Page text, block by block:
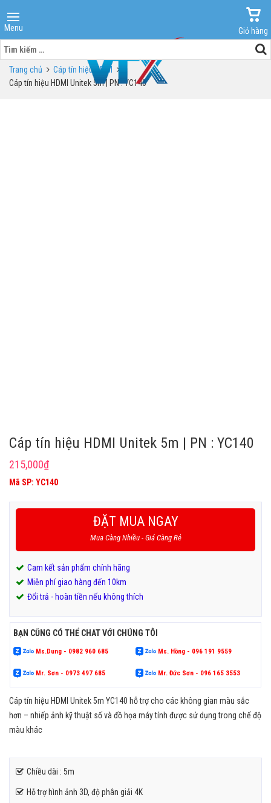
Menu
Giỏ hàng
Tìm
kiếm
cho:Trang chủ
Cáp tín hiệu HDMI
Cáp tín hiệu HDMI Unitek 5m | PN : YC140
Cáp tín hiệu HDMI Unitek 5m | PN : YC140
215,000₫
Mã SP: YC140
ĐẶT MUA NGAY
Mua Càng Nhiều - Giá Càng Rẻ
Cam kết sản phẩm chính hãng
Miễn phí giao hàng đến 10km
Đổi trả - hoàn tiền nếu không thích
BẠN CŨNG CÓ THỂ CHAT VỚI CHÚNG TÔI
Ms.Dung - 0982 960 685 Ms. Hồng - 096 191 9559
Mr. Sơn - 0973 497 685 Mr. Đức Sơn - 096 165 3553
Cáp tín hiệu HDMI Unitek 5m YC140 hỗ trợ cho các không gian màu sắc
hơn – nhiếp ảnh kỹ thuật số và đồ họa máy tính được sử dụng trong chế độ
màu khác
Chiều dài : 5m
Hỗ trợ hình ảnh 3D, độ phân giải 4K